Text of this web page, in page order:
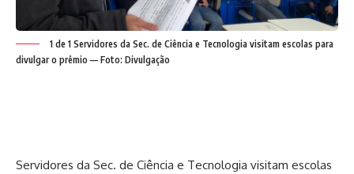
1 de 1 Servidores da Sec. de Ciência e Tecnologia visitam escolas para
divulgar o prêmio — Foto: Divulgação
Servidores da Sec. de Ciência e Tecnologia visitam escolas